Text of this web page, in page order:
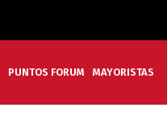
PUNTOS FORUM MAYORISTAS